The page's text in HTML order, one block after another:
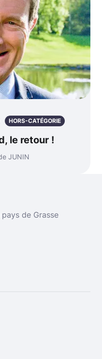
HORS-CATÉGORIE
le retour !
JUNIN
de Grasse